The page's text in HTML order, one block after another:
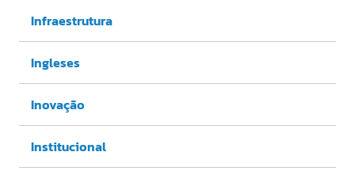
Infraestrutura
Ingleses
Inovação
Institucional